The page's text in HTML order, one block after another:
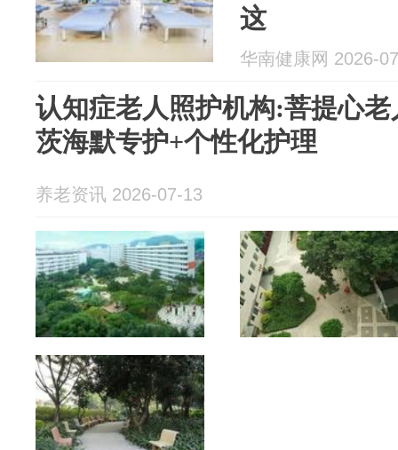
这
华南健康网 2026-
认知症老人照护机构:菩提心
茨海默专护+个性化护理
养老资讯 2026-07-13